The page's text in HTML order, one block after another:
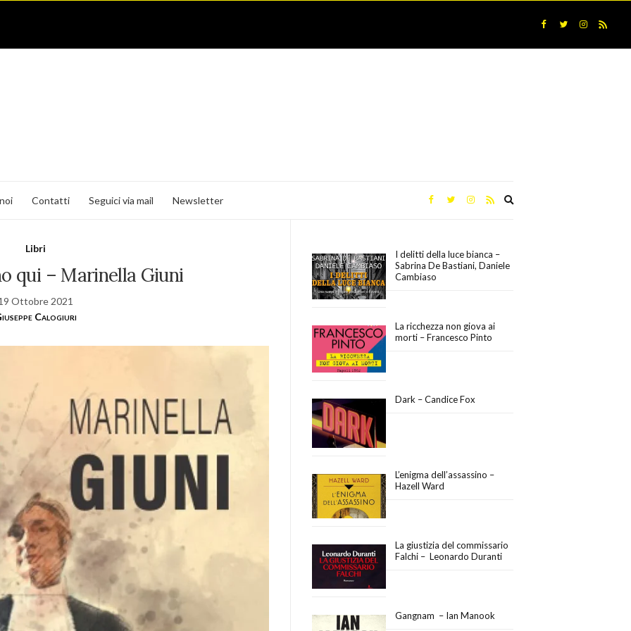
Contatti Seguici via mail Newsletter
Libri
qui – Marinella Giuni
Ottobre 2021
Calogiuri
I delitti della luce bianca –
Sabrina De Bastiani, Daniele
Cambiaso
La ricchezza non giova ai
morti – Francesco Pinto
Dark – Candice Fox
L’enigma dell’assassino –
Hazell Ward
La giustizia del commissario
Falchi – Leonardo Duranti
Gangnam – Ian Manook